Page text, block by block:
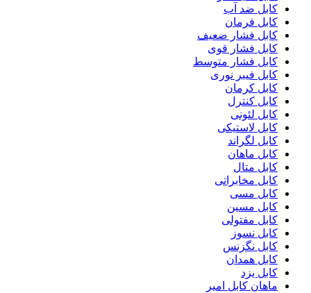
کابل ضد آب
کابل فرمان
کابل فشار ضعیف
کابل فشار قوی
کابل فشار متوسط
کابل فیبر نوری
کابل کرمان
کابل کنترل
کابل لئونی
کابل لاستیکی
کابل لگراند
کابل ماهان
کابل متال
کابل مخابراتی
کابل مسی
کابل مسین
کابل مفتولی
کابل نسوز
کابل نگزنس
کابل همدان
کابل یزد
ماهان کابل امیر